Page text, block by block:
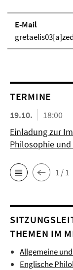
E-Mail
TERMINE
19.10.
18:00
Einladung zur
Philosophie und
1 / 1
THEMEN IM
Allgemeine
Englische